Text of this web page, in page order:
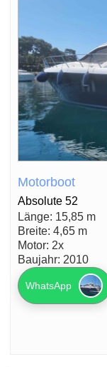
Motorboot
Absolute 52
Länge: 15,85 m
Breite: 4,65 m
Motor: 2x
Baujahr: 2010
WhatsApp